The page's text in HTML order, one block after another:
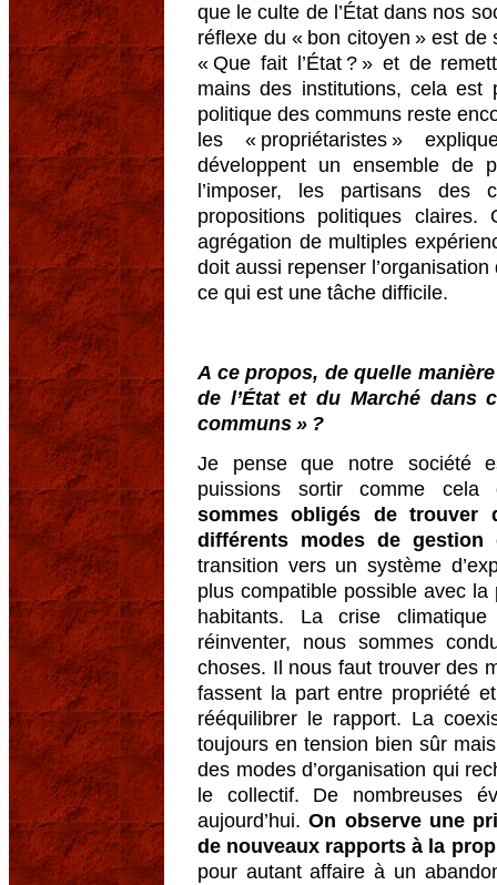
que le culte de l’État dans nos
réflexe du « bon citoyen » est
« Que fait l’État ? » et de
mains des institutions, cela est
politique des communs reste
les « propriétaristes »
développent un ensemble de
l’imposer, les partisans des
propositions politiques
agrégation de multiples
doit aussi repenser
ce qui est une tâche difficile.
A ce propos, de quelle
de l’État et du Marché dans
communs » ?
Je pense que notre société
puissions sortir comme cela
sommes obligés de trouver
différents modes de gestion
transition vers un système
plus compatible possible avec
habitants. La crise
réinventer, nous sommes
choses. Il nous faut trouver des
fassent la part entre propriété
rééquilibrer le rapport. La
toujours en tension bien sûr
des modes d’organisation qui
le collectif. De nombreuses
aujourd’hui.On observe une
de nouveaux rapports à la
pour autant affaire à un